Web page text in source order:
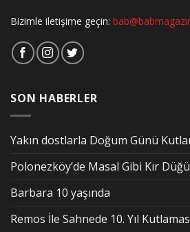
Bizimle iletişime geçin:
SON HABERLER
Yakın dostlarla Doğum Günü
Polonezköy’de Masal Gibi Kır
Barbara 10 yaşında
Remos İle Sahnede 10. Yıl